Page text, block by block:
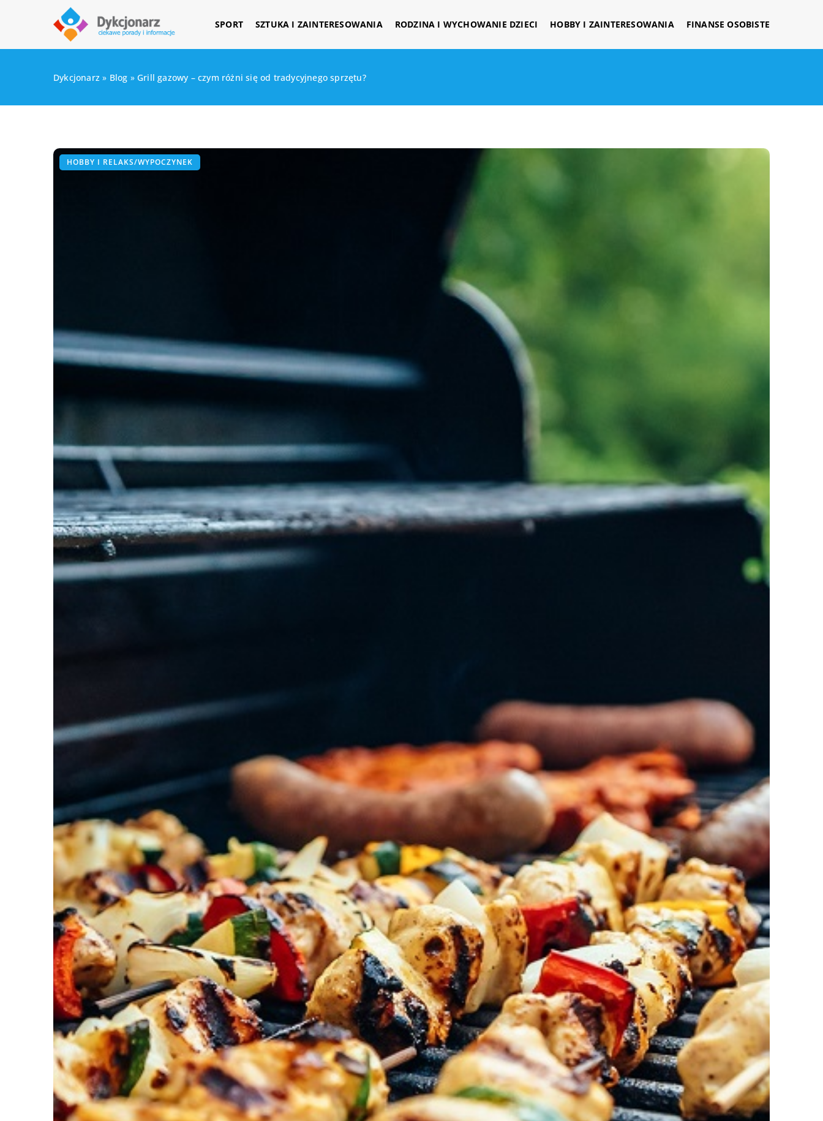
SPORT SZTUKA I ZAINTERESOWANIA RODZINA I WYCHOWANIE DZIECI HOBBY I ZAINTERESOWANIA FINANSE OSOBISTE
Dykcjonarz » Blog »Grill gazowy – czym różni się od tradycyjnego sprzętu?
HOBBY I RELAKS/WYPOCZYNEK